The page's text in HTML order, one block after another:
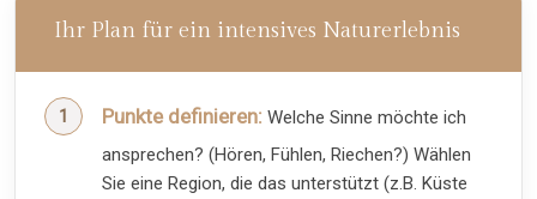
Ihr Plan für ein intensives Naturerlebnis
Punkte definieren: Welche Sinne möchte ich
ansprechen? (Hören, Fühlen, Riechen?) Wählen
Sie eine Region, die das unterstützt (z.B. Küste